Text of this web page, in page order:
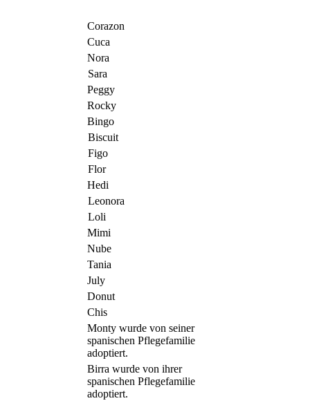
Corazon
Cuca
Nora
Sara
Peggy
Rocky
Bingo
Biscuit
Figo
Flor
Hedi
Leonora
Loli
Mimi
Nube
Tania
July
Donut
Chis
Monty wurde von seiner
spanischen Pflegefamilie
adoptiert.
Birra wurde von ihrer
spanischen Pflegefamilie
adoptiert.